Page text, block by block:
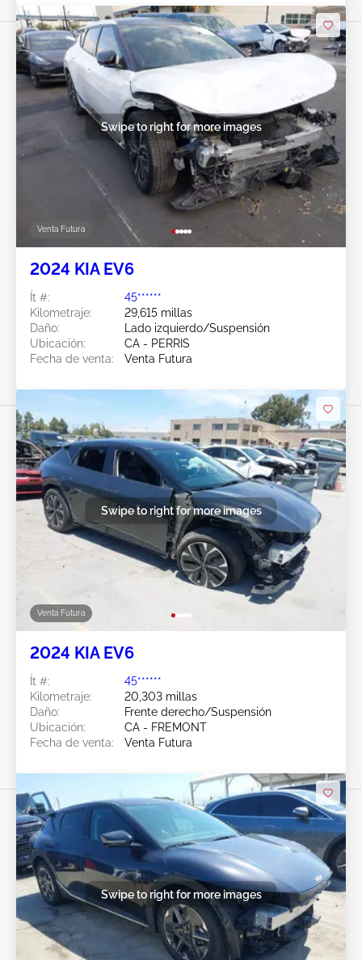
Venta Futura
Swipe to right for more images
2024 KIA EV6
Ít #:
45******
Kilometraje:
29,615 millas
Daño:
Lado izquierdo/Suspensión
Ubicación:
CA - PERRIS
Fecha de venta:
Venta Futura
Venta Futura
Swipe to right for more images
2024 KIA EV6
Ít #:
45******
Kilometraje:
20,303 millas
Daño:
Frente derecho/Suspensión
Ubicación:
CA - FREMONT
Fecha de venta:
Venta Futura
Swipe to right for more images